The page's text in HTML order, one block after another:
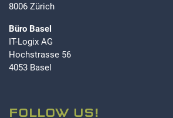
8006 Zürich
Büro Basel
IT-Logix AG
Hochstrasse 56
4053 Basel
FOLLOW US!